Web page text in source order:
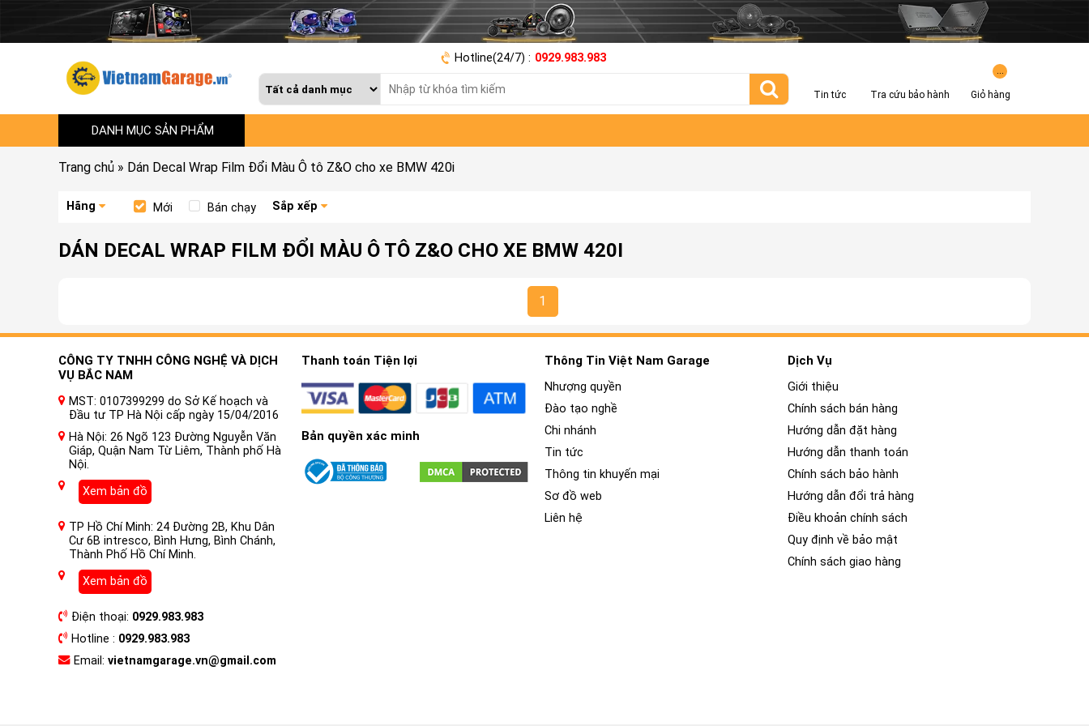
Hotline(24/7) : 0929.983.983
Tin tức Tra cứu bảo hành Giỏ hàng
DANH MỤC SẢN PHẨM
Trang chủ » Dán Decal Wrap Film Đổi Màu Ô tô Z&O cho xe BMW 420i
Hãng Mới Bán chạy Sắp xếp
DÁN DECAL WRAP FILM ĐỔI MÀU Ô TÔ Z&O CHO XE BMW 420I
1
CÔNG TY TNHH CÔNG NGHỆ VÀ DỊCH
VỤ BẮC NAM
MST: 0107399299 do Sở Kế hoạch và
Đầu tư TP Hà Nội cấp ngày 15/04/2016
Hà Nội: 26 Ngõ 123 Đường Nguyễn Văn
Giáp, Quận Nam Từ Liêm, Thành phố Hà
Nội.
Xem bản đồ
TP Hồ Chí Minh: 24 Đường 2B, Khu Dân
Cư 6B intresco, Bình Hưng, Bình Chánh,
Thành Phố Hồ Chí Minh.
Xem bản đồ
Điện thoại: 0929.983.983
Hotline : 0929.983.983
Email: vietnamgarage.vn@gmail.com
Thanh toán Tiện lợi
Bản quyền xác minh
Thông Tin Việt Nam Garage
Nhượng quyền
Đào tạo nghề
Chi nhánh
Tin tức
Thông tin khuyến mại
Sơ đồ web
Liên hệ
Dịch Vụ
Giới thiệu
Chính sách bán hàng
Hướng dẫn đặt hàng
Hướng dẫn thanh toán
Chính sách bảo hành
Hướng dẫn đổi trả hàng
Điều khoản chính sách
Quy định về bảo mật
Chính sách giao hàng